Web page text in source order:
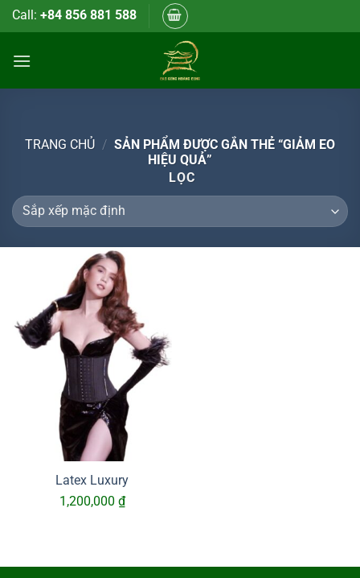
Bỏ
qua
dung
Call: +84 856 881 588
TRANG CHỦ / SẢN PHẨM ĐƯỢC GẮN THẺ “GIẢM EO
HIỆU QUẢ”
LỌC
Latex Luxury
1,200,000 ₫